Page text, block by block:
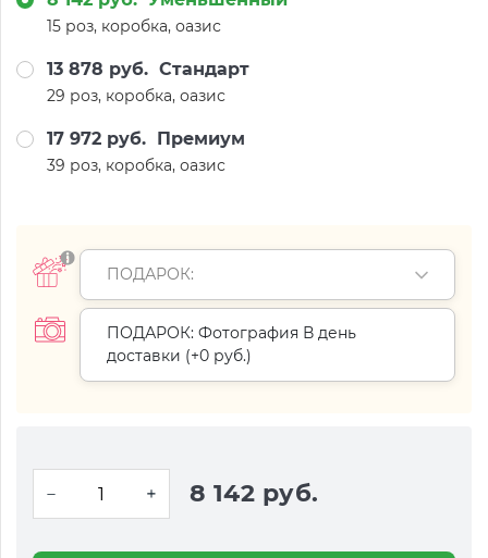
15 роз, коробка, оазис
13 878 руб. Стандарт
29 роз, коробка, оазис
17 972 руб. Премиум
39 роз, коробка, оазис
ПОДАРОК:
ПОДАРОК: Фотография В день
доставки (+0 руб.)
8 142 руб.